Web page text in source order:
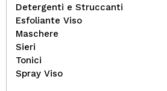
Detergenti e Struccanti
Esfoliante Viso
Maschere
Sieri
Tonici
Spray Viso